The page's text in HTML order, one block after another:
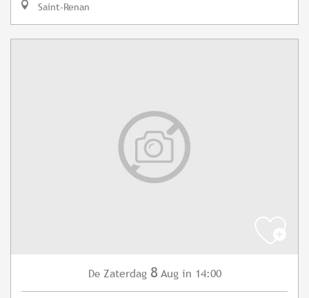
Saint-Renan
De Zaterdag 8 Aug in 14:00